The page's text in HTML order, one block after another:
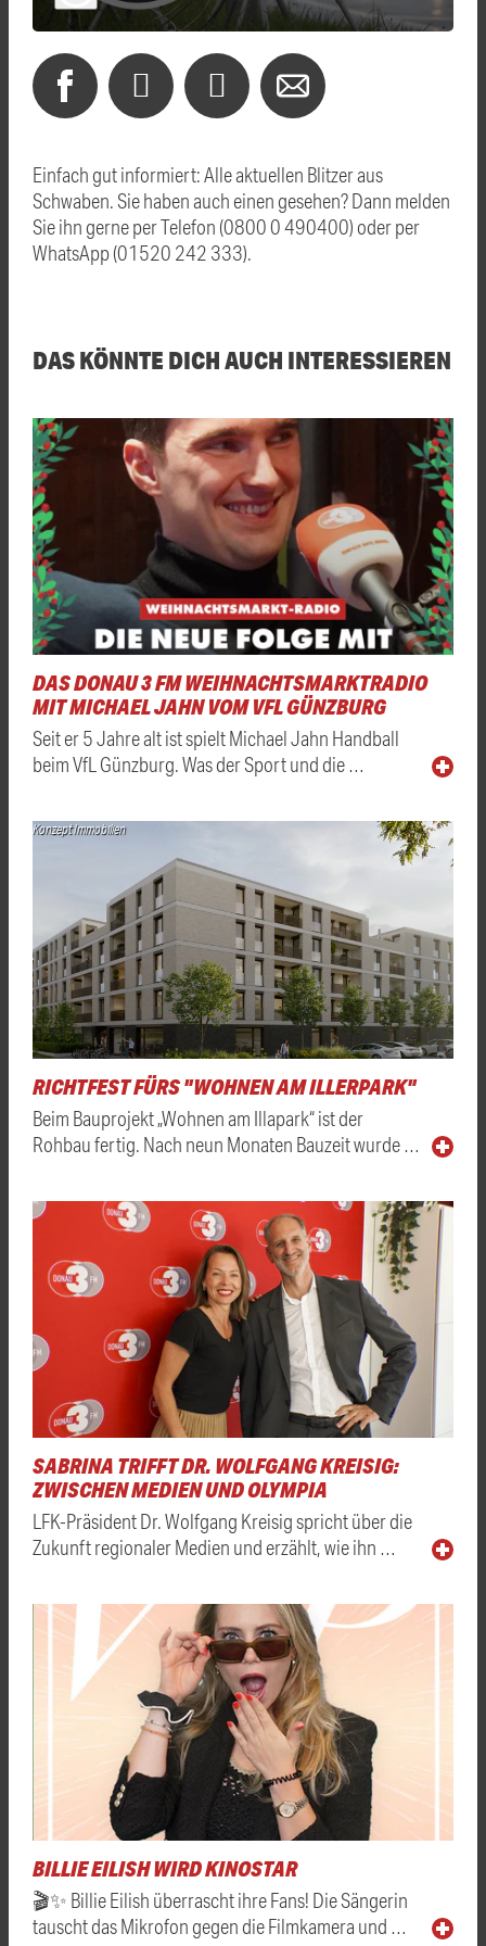
Einfach gut informiert: Alle aktuellen Blitzer aus
Schwaben. Sie haben auch einen gesehen? Dann melden
Sie ihn gerne per Telefon (0800 0 490400) oder per
WhatsApp (01520 242 333).
DAS KÖNNTE DICH AUCH INTERESSIEREN
DAS DONAU 3 FM WEIHNACHTSMARKTRADIO
MIT MICHAEL JAHN VOM VFL GÜNZBURG
Seit er 5 Jahre alt ist spielt Michael Jahn Handball
beim VfL Günzburg. Was der Sport und die …
Konzept Immobilien
RICHTFEST FÜRS "WOHNEN AM ILLERPARK"
Beim Bauprojekt „Wohnen am Illapark“ ist der
Rohbau fertig. Nach neun Monaten Bauzeit wurde …
SABRINA TRIFFT DR. WOLFGANG KREISIG:
ZWISCHEN MEDIEN UND OLYMPIA
LFK-Präsident Dr. Wolfgang Kreisig spricht über die
Zukunft regionaler Medien und erzählt, wie ihn …
BILLIE EILISH WIRD KINOSTAR
🎬✨ Billie Eilish überrascht ihre Fans! Die Sängerin
tauscht das Mikrofon gegen die Filmkamera und …